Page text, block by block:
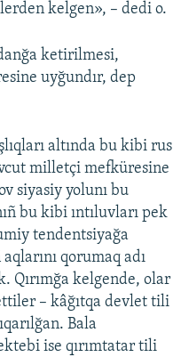
kelgen», – dedi o.
ketirilmesi,
uyğundır, dep
altında bu kibi rus
milletçi mefküresine
siyasiy yolunı bu
bu kibi ıntıluvları pek
tendentsiyağa
qorumaq adı
Qırımğa kelgende, olar
– kâğıtqa devlet tili
Bala
ise qırımtatar tili